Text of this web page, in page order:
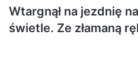
Wtargnął na jezdnię
świetle. Ze złamaną